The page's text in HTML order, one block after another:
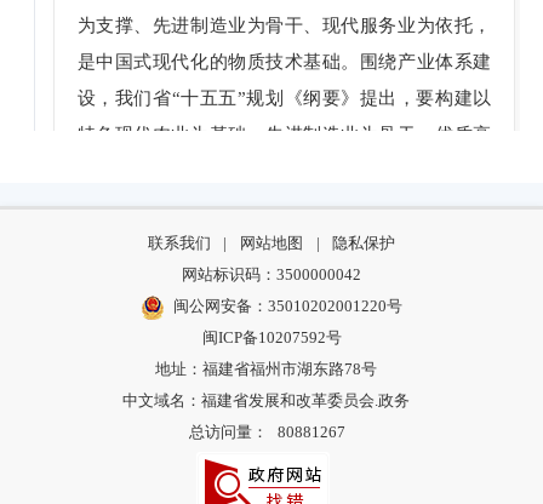
为支撑、先进制造业为骨干、现代服务业为依托，
是中国式现代化的物质技术基础。围绕产业体系建
设，我们省“十五五”规划《纲要》提出，要构建以
特色现代农业为基础、先进制造业为骨干、优质高
一要加快建设制造强省。强基提质制造业支柱
和优势产业，提升先进制造业集群发展能级，增强
制造业核心竞争力。重点提出要加快建设“555X”产
业集群，即：着力打造电子信息、现代化工、先进
装备制造、现代纺织鞋服、新能源等5个万亿级产业
集群，做强做优新材料、绿色食品、新型冶金、特
色轻工、绿色建材与智能家居等5个五千亿级产业集
群，发展壮大人工智能与机器人、生物医药、节能
环保、低空经济、光电产业等5个千亿级产业集群，
联系我们 | 网站地图 |
隐私保护
网站标识码：3500000042
闽公网安备：35010202001220号
闽ICP备10207592号
地址：福建省福州市湖东路78号
中文域名：福建省发展和改革委员会.政务
总访问量：
80881267